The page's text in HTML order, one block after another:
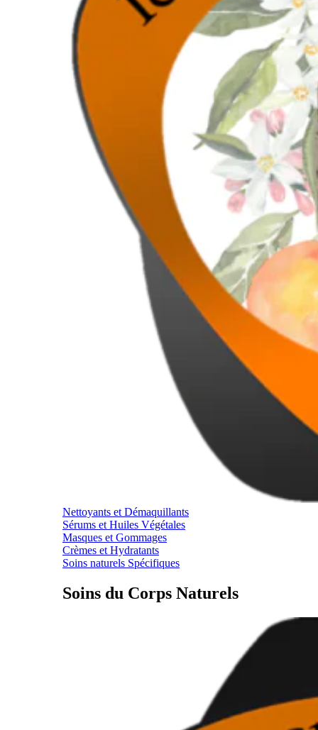
Nettoyants et Démaquillants
Sérums et Huiles Végétales
Masques et Gommages
Crèmes et Hydratants
Soins naturels Spécifiques
Soins du Corps Naturels